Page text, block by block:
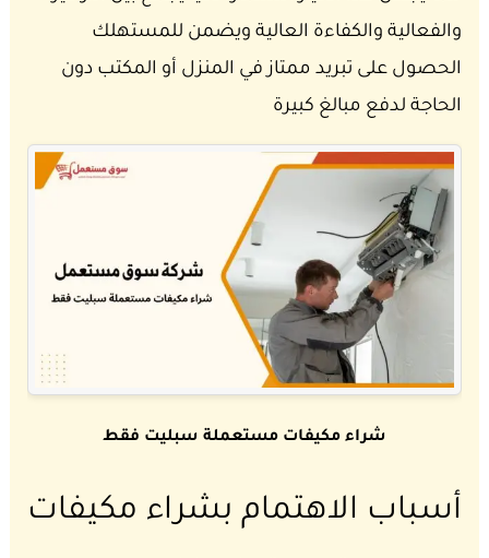
والفعالية والكفاءة العالية ويضمن للمستهلك
الحصول على تبريد ممتاز في المنزل أو المكتب دون
الحاجة لدفع مبالغ كبيرة
شراء مكيفات مستعملة سبليت فقط
أسباب الاهتمام بشراء مكيفات